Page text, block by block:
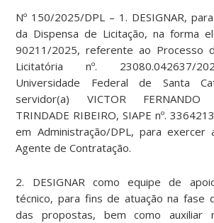
Nº 150/2025/DPL – 1. DESIGNAR,
da Dispensa de Licitação, na forma
90211/2025, referente ao Processo
Licitatória nº. 23080.042637/
Universidade Federal de Santa
servidor(a) VICTOR FERNANDO
TRINDADE RIBEIRO, SIAPE nº.
em Administração/DPL, para exercer
Agente de Contratação.
2. DESIGNAR como equipe de
técnico, para fins de atuação na fase
das propostas, bem como auxiliar